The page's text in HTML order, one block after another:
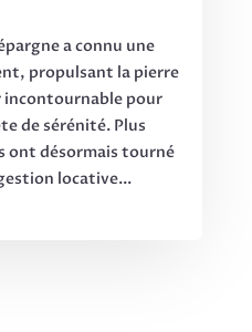
a connu une
propulsant la pierre
incontournable pour
de sérénité. Plus
ont désormais tourné
locative...